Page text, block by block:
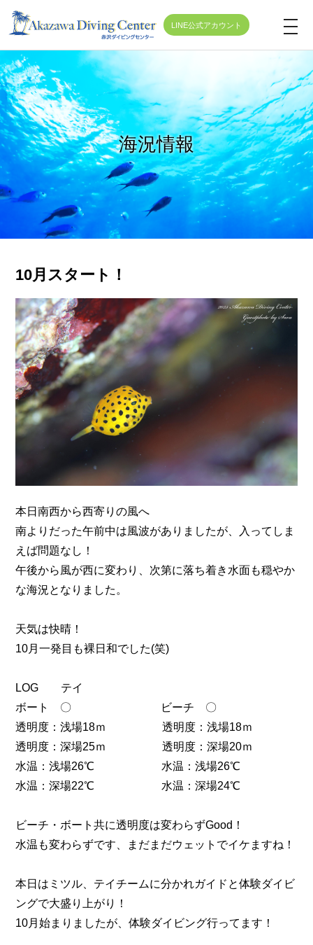
LINE公式アカウント
t
o
g
e
n
a
v
o
n
海況情報
10月スタート！
本日南西から西寄りの風へ
南よりだった午前中は風波がありましたが、入ってしま
えば問題なし！
午後から風が西に変わり、次第に落ち着き水面も穏やか
な海況となりました。
天気は快晴！
10月一発目も裸日和でした(笑)
LOG テイ
ボート 〇 ビーチ 〇
透明度：浅場18ｍ 透明度：浅場18ｍ
透明度：深場25ｍ 透明度：深場20ｍ
水温：浅場26℃ 水温：浅場26℃
水温：深場22℃ 水温：深場24℃
ビーチ・ボート共に透明度は変わらずGood！
水温も変わらずです、まだまだウェットでイケますね！
本日はミツル、テイチームに分かれガイドと体験ダイビ
ングで大盛り上がり！
10月始まりましたが、体験ダイビング行ってます！